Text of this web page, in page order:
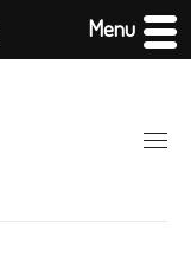
Menu